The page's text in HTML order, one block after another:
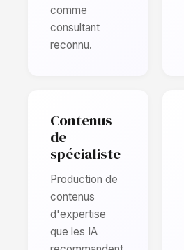
comme
consultant
reconnu.
Contenus
de
spécialiste
Production de
contenus
d'expertise
que les IA